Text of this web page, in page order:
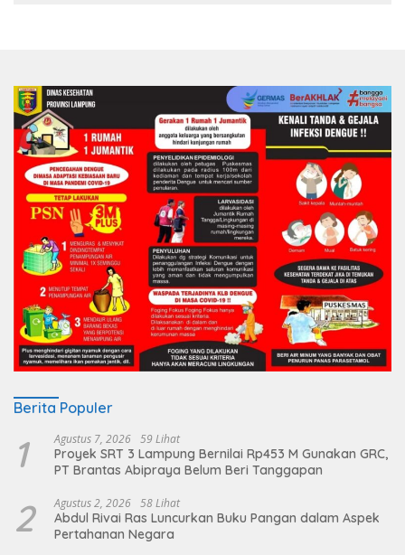
Berita Populer
1 Agustus 7, 2026 59 Lihat
Proyek SRT 3 Lampung Bernilai Rp453 M Gunakan GRC,
PT Brantas Abipraya Belum Beri Tanggapan
2 Agustus 2, 2026 58 Lihat
Abdul Rivai Ras Luncurkan Buku Pangan dalam Aspek
Pertahanan Negara